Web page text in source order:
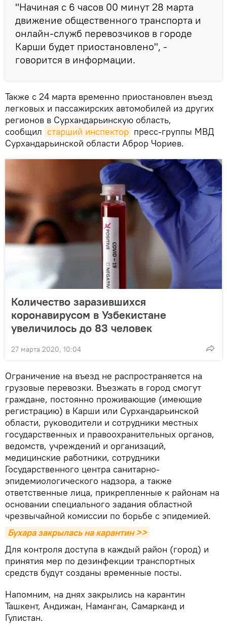
"Начиная с 6 часов 00 минут 28 марта
движение общественного транспорта и
онлайн-служб перевозчиков в городе
Карши будет приостановлено", -
говорится в информации.
Также с 24 марта временно приостановлен въезд
легковых и пассажирских автомобилей из других
регионов в Сурхандарьинскую область,
сообщил старший инспектор пресс-группы МВД
Сурхандарьинской области Аброр Чориев.
Количество заразившихся
коронавирусом в Узбекистане
увеличилось до 83 человек
27 марта 2020, 10:04
Ограничение на въезд не распространяется на
грузовые перевозки. Въезжать в город смогут
граждане, постоянно проживающие (имеющие
регистрацию) в Карши или Сурхандарьинской
области, руководители и сотрудники местных
государственных и правоохранительных органов,
ведомств, учреждений и организаций,
медицинские работники, сотрудники
Государственного центра санитарно-
эпидемиологического надзора, а также
ответственные лица, прикрепленные к районам на
основании специального задания областной
чрезвычайной комиссии по борьбе с эпидемией.
Бухара закрылась на карантин >>
Для контроля доступа в каждый район (город) и
принятия мер по дезинфекции транспортных
средств будут созданы временные посты.
Напомним, на днях закрылись на карантин
Ташкент, Андижан, Наманган, Самарканд и
Гулистан.